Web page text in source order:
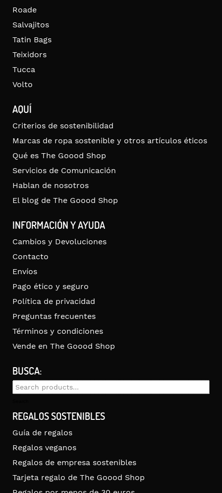
Roade
Salvajitos
Tatin Bags
Teixidors
Tucca
Volto
AQUÍ
Criterios de sostenibilidad
Marcas de ropa sostenible y otros artículos éticos
Qué es The Goood Shop
Servicios de Comunicación
Hablan de nosotros
El blog de The Goood Shop
INFORMACIÓN Y AYUDA
Cambios y Devoluciones
Contacto
Envíos
Pago ético y seguro
Política de privacidad
Preguntas frecuentes
Términos y condiciones
Vende en The Goood Shop
BUSCA:
Search
REGALOS SOSTENIBLES
Guía de regalos
Regalos veganos
Regalos de empresa sostenibles
Tarjeta regalo de The Goood Shop